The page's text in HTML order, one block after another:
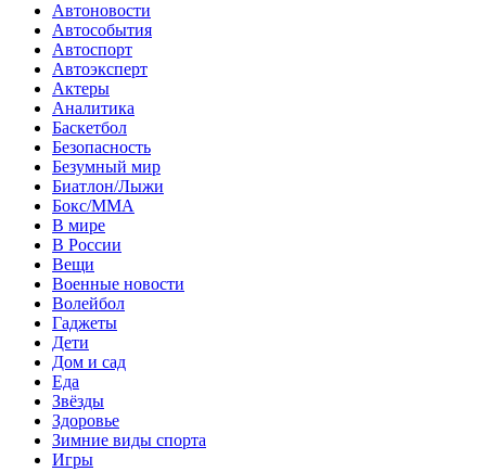
Автоновости
Автособытия
Автоспорт
Автоэксперт
Актеры
Аналитика
Баскетбол
Безопасность
Безумный мир
Биатлон/Лыжи
Бокс/MMA
В мире
В России
Вещи
Военные новости
Волейбол
Гаджеты
Дети
Дом и сад
Еда
Звёзды
Здоровье
Зимние виды спорта
Игры